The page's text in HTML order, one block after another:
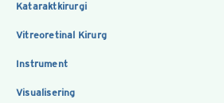
Kataraktkirurgi
Vitreoretinal Kirurg
Instrument
Visualisering